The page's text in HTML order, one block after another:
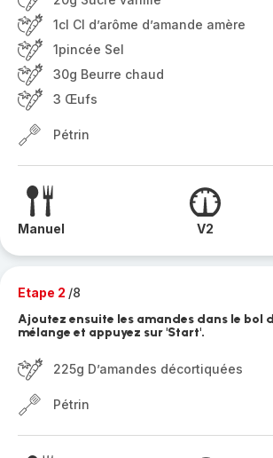
1cl Cl d’arôme d’amande amère
1pincée Sel
30g Beurre chaud
3 Œufs
Pétrin
Manuel V2
Etape 2 /8
Ajoutez ensuite les amandes dans le bol
mélange et appuyez sur 'Start'.
225g D’amandes décortiquées
Pétrin